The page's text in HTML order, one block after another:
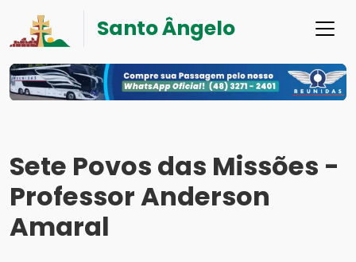
Santo Ângelo
Sete Povos das Missões -
Professor Anderson
Amaral